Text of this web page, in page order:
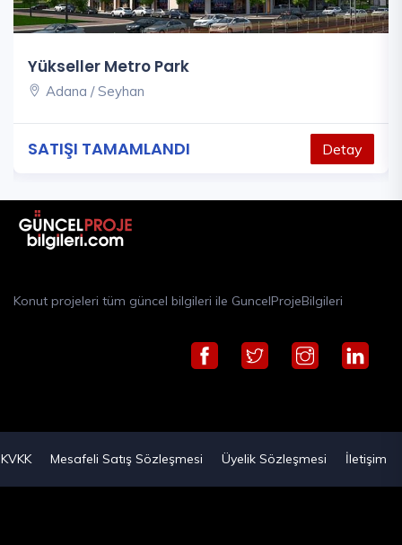
Metro Park
Adana / Seyhan
TAMAMLANDI Detay
Konut projeleri tüm güncel bilgileri ile GuncelProjeBilgileri
KVKK Mesafeli Satış Sözleşmesi Üyelik Sözleşmesi İletişim